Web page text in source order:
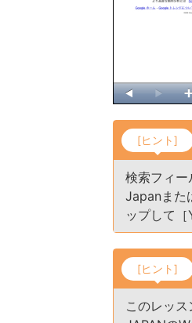
[ヒント]
検索フィ
Japanまた
ップして
[ヒント]
このレッ